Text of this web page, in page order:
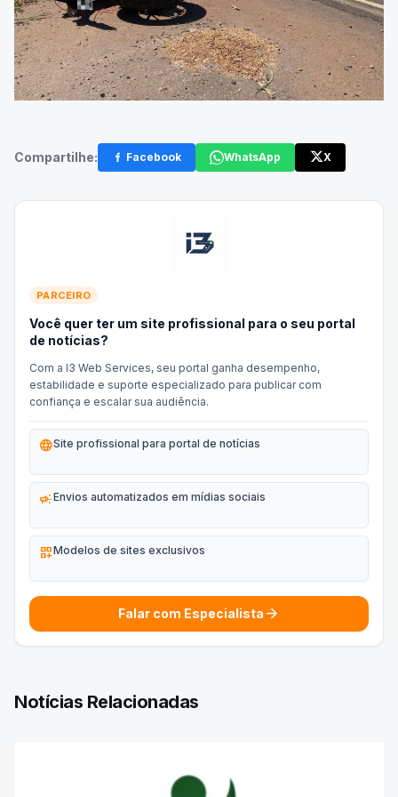
Compartilhe: Facebook WhatsApp X
PARCEIRO
Você quer ter um site profissional para o seu portal
de notícias?
Com a I3 Web Services, seu portal ganha desempenho,
estabilidade e suporte especializado para publicar com
confiança e escalar sua audiência.
languageSite profissional para portal de notícias
campaignEnvios automatizados em mídias sociais
dashboard_customizeModelos de sites exclusivos
Falar com Especialista arrow_forward
Notícias Relacionadas